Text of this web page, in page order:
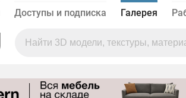
Доступы и подписка Галерея